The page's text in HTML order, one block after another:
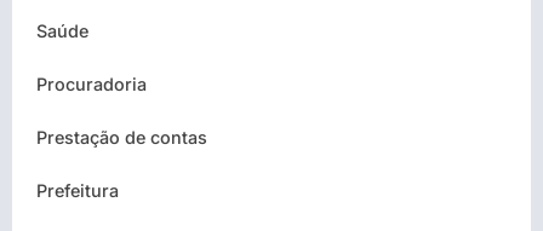
Saúde
Procuradoria
Prestação de contas
Prefeitura